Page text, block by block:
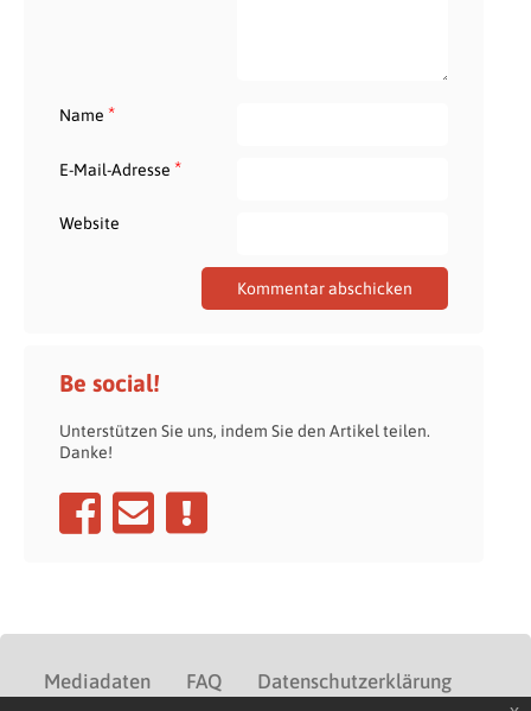
Name *
E-Mail-Adresse *
Website
Be social!
Unterstützen Sie uns, indem Sie den Artikel teilen.
Danke!
Mediadaten FAQ Datenschutzerklärung